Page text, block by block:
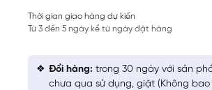
Thời gian giao hàng dự kiến
Từ 3 đến 5 ngày kể từ ngày đặt hàng
Đổi hàng: trong 30 ngày với sản
chưa qua sử dụng, giặt (Không bao